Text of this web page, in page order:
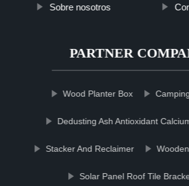
Sobre nosotros
PARTNER
Wood Planter Box
Dedusting Ash Antioxidant
Stacker And Reclaimer
Solar Panel Roof Tile